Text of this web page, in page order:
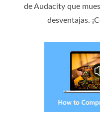
de Audacity que
desventajas.